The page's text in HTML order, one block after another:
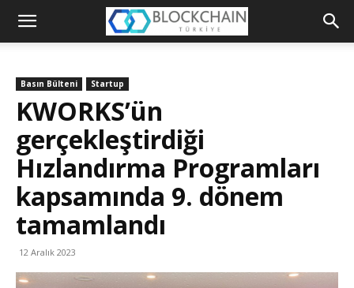
Blockchain
Basın Bülteni Startup
KWORKS’ün
gerçekleştirdiği
Hızlandırma Programları
kapsamında 9. dönem
tamamlandı
12 Aralık 2023